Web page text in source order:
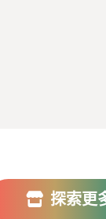
探索更